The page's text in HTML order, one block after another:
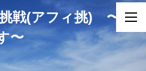
戦(アフィ挑) 〜
〜